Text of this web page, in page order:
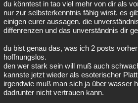
du könntest in tao viel mehr von dir als
nur zur selbsterkenntnis fähig wirst. es
einigen eurer aussagen. die
diffenrenzen und das unverständnis dir
du bist genau das, was ich 2 posts
hoffnungslos.
den wer stark sein will muß auch
kannste jetzt wieder als esoterischer
irgendwie muß man sich ja über wasser
dadrunter nicht vertrauen kann.